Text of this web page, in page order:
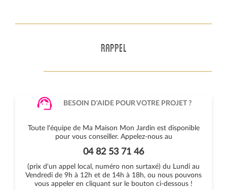
RAPPEL
BESOIN D'AIDE POUR VOTRE PROJET ?
Toute l'équipe de Ma Maison Mon Jardin est disponible
pour vous conseiller. Appelez-nous au
04 82 53 71 46
(prix d'un appel local, numéro non surtaxé) du Lundi au
Vendredi de 9h à 12h et de 14h à 18h, ou nous pouvons
vous appeler en cliquant sur le bouton ci-dessous !